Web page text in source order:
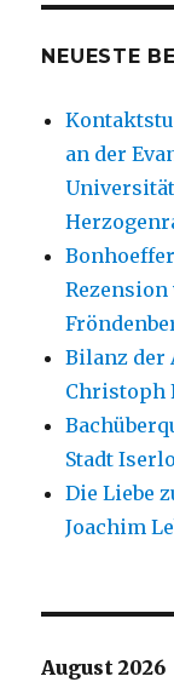
NEUESTE
an der
Bilanz der
Christoph
Stadt
Die Liebe
Joachim
August 2026